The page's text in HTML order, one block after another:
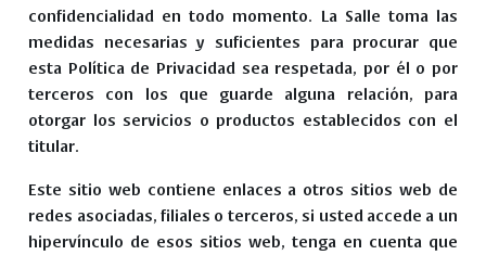
confidencialidad en todo momento. La Salle toma las
medidas necesarias y suficientes para procurar que
esta Política de Privacidad sea respetada, por él o por
terceros con los que guarde alguna relación, para
otorgar los servicios o productos establecidos con el
titular.
Este sitio web contiene enlaces a otros sitios web de
redes asociadas, filiales o terceros, si usted accede a un
hipervínculo de esos sitios web, tenga en cuenta que